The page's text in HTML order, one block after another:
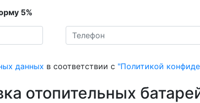
5%
данных в соответствии с "Политикой
отопительных